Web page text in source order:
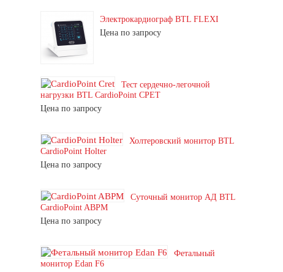
Электрокардиограф BTL FLEXI
Цена по запросу
Тест сердечно-легочной
нагрузки BTL CardioPoint CPET
Цена по запросу
Холтеровский монитор BTL
CardioPoint Holter
Цена по запросу
Суточный монитор АД BTL
CardioPoint ABPM
Цена по запросу
Фетальный
монитор Edan F6